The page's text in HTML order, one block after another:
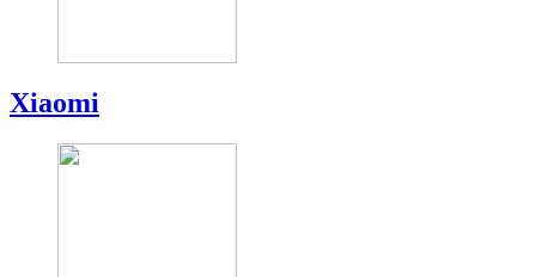
Xiaomi